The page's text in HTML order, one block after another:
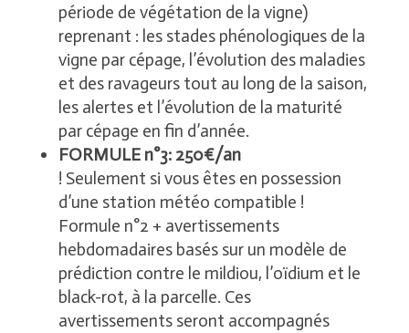
période de végétation de la vigne)
reprenant : les stades phénologiques de la
vigne par cépage, l’évolution des maladies
et des ravageurs tout au long de la saison,
les alertes et l’évolution de la maturité
par cépage en fin d’année.
FORMULE n°3: 250€/an
! Seulement si vous êtes en possession
d’une station météo compatible !
Formule n°2 + avertissements
hebdomadaires basés sur un modèle de
prédiction contre le mildiou, l’oïdium et le
black-rot, à la parcelle. Ces
avertissements seront accompagnés